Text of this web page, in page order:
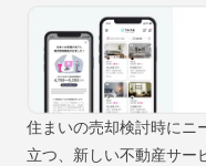
住まいの売却検討時にニ
立つ、新しい不動産サー